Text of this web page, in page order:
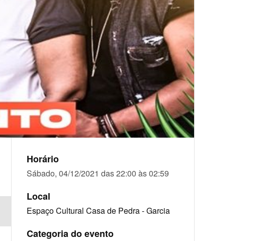
Horário
Sábado, 04/12/2021 das 22:00 às 02:59
Local
Espaço Cultural Casa de Pedra - Garcia
Categoria do evento